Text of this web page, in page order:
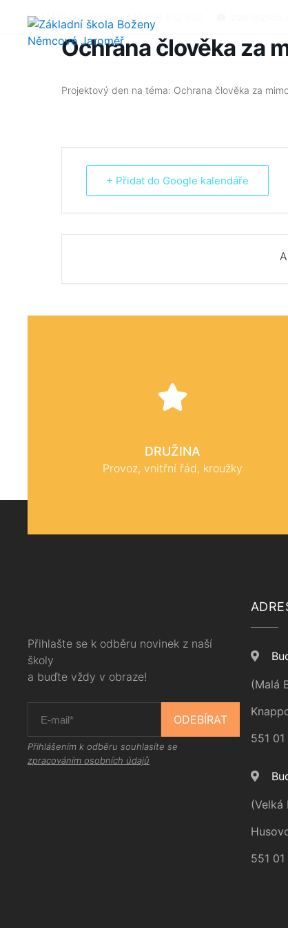
MÁTE DOTAZY? +420 491 812 630
Ochrana člověka za
Projektový den na téma: Ochrana člověka za
+ Přidat do Google kalendáře
DRUŽINA
Provoz, vnitřní řád, kroužky
Přihlašte se k odběru novinek z naší
školy
a buďte vždy v obraze!
ODEBÍRAT
Přihlášením k odběru souhlasíte se
zpracováním osobních údajů
(Malá
551
(Velká
551